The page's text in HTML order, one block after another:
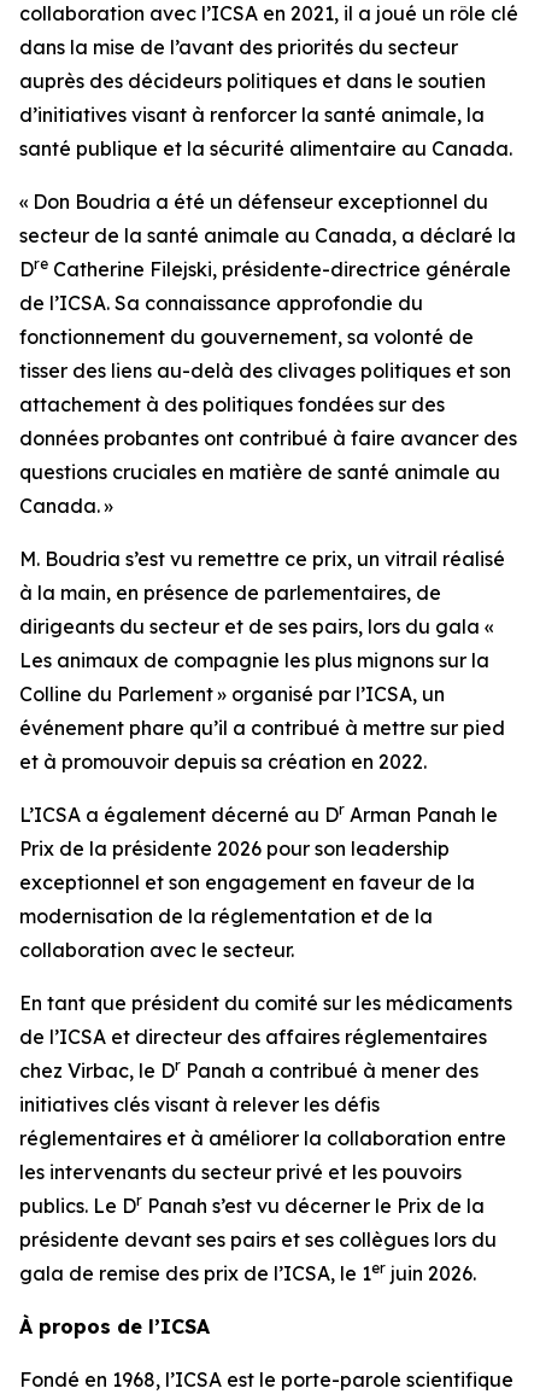
collaboration avec l’ICSA en 2021, il a joué un rôle clé
dans la mise de l’avant des priorités du secteur
auprès des décideurs politiques et dans le soutien
d’initiatives visant à renforcer la santé animale, la
santé publique et la sécurité alimentaire au Canada.
« Don Boudria a été un défenseur exceptionnel du
secteur de la santé animale au Canada, a déclaré la
Dre Catherine Filejski, présidente-directrice générale
de l’ICSA. Sa connaissance approfondie du
fonctionnement du gouvernement, sa volonté de
tisser des liens au-delà des clivages politiques et son
attachement à des politiques fondées sur des
données probantes ont contribué à faire avancer des
questions cruciales en matière de santé animale au
Canada. »
M. Boudria s’est vu remettre ce prix, un vitrail réalisé
à la main, en présence de parlementaires, de
dirigeants du secteur et de ses pairs, lors du gala «
Les animaux de compagnie les plus mignons sur la
Colline du Parlement » organisé par l’ICSA, un
événement phare qu’il a contribué à mettre sur pied
et à promouvoir depuis sa création en 2022.
L’ICSA a également décerné au Dr Arman Panah le
Prix de la présidente 2026 pour son leadership
exceptionnel et son engagement en faveur de la
modernisation de la réglementation et de la
collaboration avec le secteur.
En tant que président du comité sur les médicaments
de l’ICSA et directeur des affaires réglementaires
chez Virbac, le Dr Panah a contribué à mener des
initiatives clés visant à relever les défis
réglementaires et à améliorer la collaboration entre
les intervenants du secteur privé et les pouvoirs
publics. Le Dr Panah s’est vu décerner le Prix de la
présidente devant ses pairs et ses collègues lors du
gala de remise des prix de l’ICSA, le 1er juin 2026.
À propos de l’ICSA
Fondé en 1968, l’ICSA est le porte-parole scientifique